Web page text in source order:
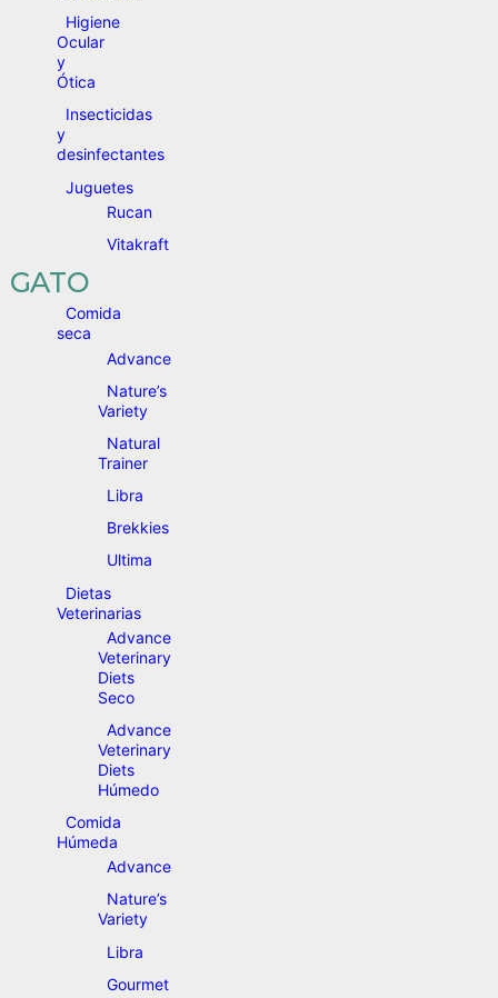
Higiene
Ocular
y
Ótica
Insecticidas
y
desinfectantes
Juguetes
Rucan
Vitakraft
GATO
Comida
seca
Advance
Nature’s
Variety
Natural
Trainer
Libra
Brekkies
Ultima
Dietas
Veterinarias
Advance
Veterinary
Diets
Seco
Advance
Veterinary
Diets
Húmedo
Comida
Húmeda
Advance
Nature’s
Variety
Libra
Gourmet